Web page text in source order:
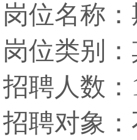
岗位名称
岗位类别
招聘人数：
招聘对象